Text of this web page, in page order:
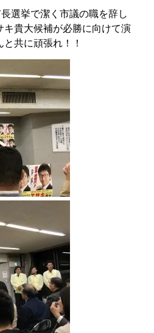
選挙で潔く市議の職を辞し
貴大候補が必勝に向けて演
共に頑張れ！！